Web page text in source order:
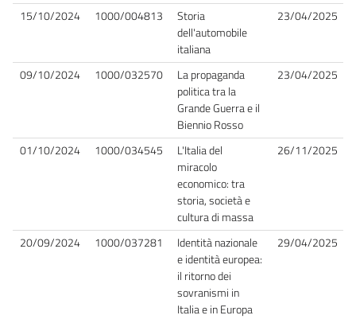
15/10/2024 1000/004813
Storia
dell'automobile
italiana
23/04/2025
09/10/2024 1000/032570
La propaganda
politica tra la
Grande Guerra e il
Biennio Rosso
23/04/2025
01/10/2024 1000/034545
L'Italia del
miracolo
economico: tra
storia, società e
cultura di massa
26/11/2025
20/09/2024 1000/037281
Identità nazionale
e identità europea:
il ritorno dei
sovranismi in
Italia e in Europa
29/04/2025